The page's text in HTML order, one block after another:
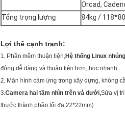
Orcad,
Tổng trọng lượng
84kg /
Lợi thế cạnh tranh:
1. Phần mềm thuận tiện,Hệ thống Linux nhúng
động dễ dàng và thuận tiện hơn, học nhanh.
2. Màn hình cảm ứng trong xây dựng, không
3.Camera hai tầm nhìn trên và dưới,Sửa vị
thước thành phần tối đa 22*22mm)